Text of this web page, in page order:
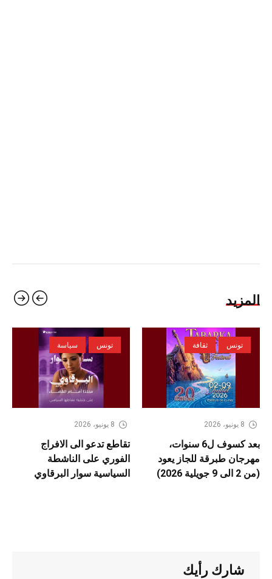
المزيد
تونس ثقافة
8 يونيو، 2026
بعد كسوف ل6 سنوات،
مهرجان طبرقة للجاز يعود
(من 2 الى 9 جويلية 2026)
تونس سياسة
8 يونيو، 2026
تقاطع تدعو الى الافراج
الفوري على الناشطة
السياسية سوار البرقاوي
شارك رأيك